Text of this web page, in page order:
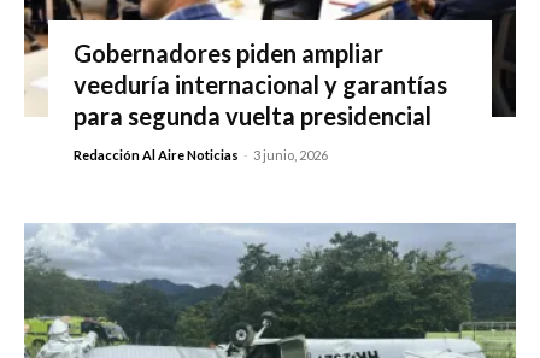
Gobernadores piden ampliar
veeduría internacional y garantías
para segunda vuelta presidencial
Redacción Al Aire Noticias - 3 junio, 2026